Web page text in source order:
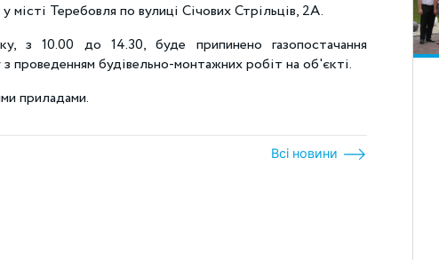
місті Теребовля по вулиці Січових Стрільців, 2А.
з 10.00 до 14.30, буде припинено газопостачання
з проведенням будівельно-монтажних робіт на об'єкті.
приладами.
Всі новини